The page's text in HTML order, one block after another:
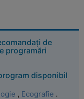
de
programări
disponibil
, Ecografie .